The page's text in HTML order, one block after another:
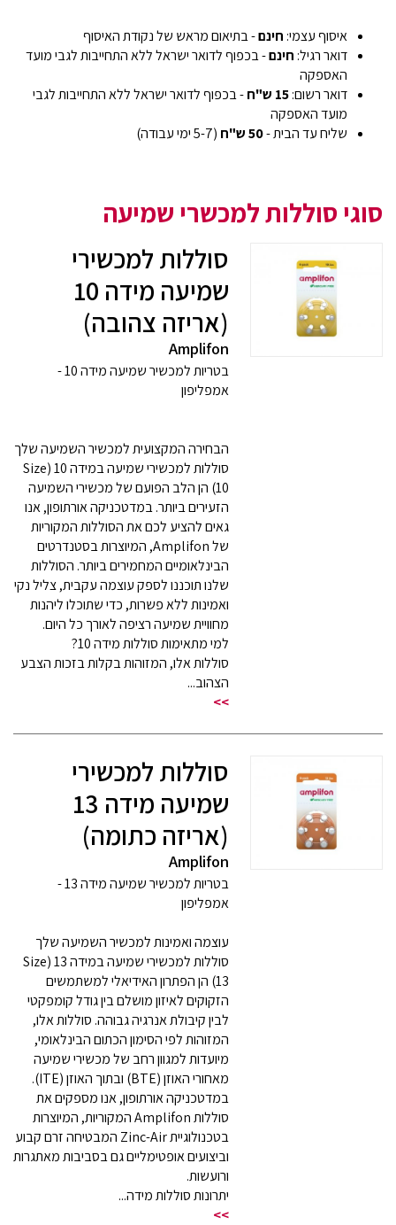
איסוף עצמי: חינם- בתיאום מראש של נקודת האיסוף
דואר רגיל: חינם- בכפוף לדואר ישראל ללא התחייבות לגבי מועד
האספקה
דואר רשום:15 ש"ח
- בכפוף לדואר ישראל ללא התחייבות לגבי
מועד האספקה
שליח עד הבית -50 ש"ח (5-7 ימי עבודה)
סוגי סוללות למכשרי שמיעה
סוללות למכשירי
שמיעה מידה 10
(אריזה צהובה)
Amplifon
בטריות למכשיר שמיעה מידה 10 -
אמפליפון
הבחירה המקצועית למכשיר השמיעה שלך
סוללות למכשירי שמיעה במידה 10 (Size
10) הן הלב הפועם של מכשירי השמיעה
הזעירים ביותר. במדטכניקה אורתופון, אנו
גאים להציע לכם את הסוללות המקוריות
של Amplifon, המיוצרות בסטנדרטים
הבינלאומיים המחמירים ביותר. הסוללות
שלנו תוכננו לספק עוצמה עקבית, צליל נקי
ואמינות ללא פשרות, כדי שתוכלו ליהנות
מחוויית שמיעה רציפה לאורך כל היום.
למי מתאימות סוללות מידה 10?
סוללות אלו, המזוהות בקלות בזכות הצבע
הצהוב...
>>
סוללות למכשירי
שמיעה מידה 13
(אריזה כתומה)
Amplifon
בטריות למכשיר שמיעה מידה 13 -
אמפליפון
עוצמה ואמינות למכשיר השמיעה שלך
סוללות למכשירי שמיעה במידה 13 (Size
13) הן הפתרון האידיאלי למשתמשים
הזקוקים לאיזון מושלם בין גודל קומפקטי
לבין קיבולת אנרגיה גבוהה. סוללות אלו,
המזוהות לפי הסימון הכתום הבינלאומי,
מיועדות למגוון רחב של מכשירי שמיעה
מאחורי האוזן (BTE) ובתוך האוזן (ITE).
במדטכניקה אורתופון, אנו מספקים את
סוללות Amplifon המקוריות, המיוצרות
בטכנולוגיית Zinc-Air המבטיחה זרם קבוע
וביצועים אופטימליים גם בסביבות מאתגרות
ורועשות.
יתרונות סוללות מידה...
>>